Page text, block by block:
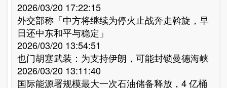
2026/03/20 17:22:15
外交部称「中方将继续为停火止战奔走斡旋，早
日还中东和平与稳定」
2026/03/20 13:54:51
也门胡塞武装：为支持伊朗，可能封锁曼德海峡
2026/03/20 13:11:40
国际能源署规模最大一次石油储备释放，4 亿桶